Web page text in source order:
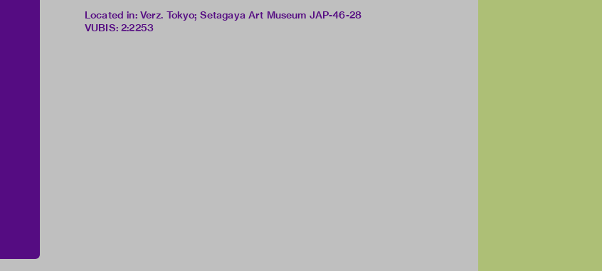
Located in: Verz. Tokyo; Setagaya Art Museum JAP-46-28
VUBIS: 2:2253